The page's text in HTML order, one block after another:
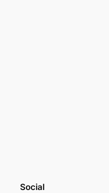
Social